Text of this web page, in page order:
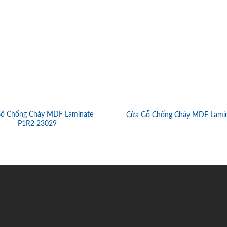
Chống Cháy MDF Laminate
P1R2 23029
Cửa Gỗ Chống Cháy MDF